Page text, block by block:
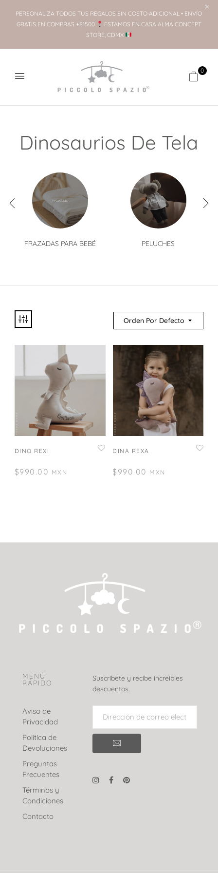
PERSONALIZA TODOS TUS REGALOS SIN COSTO ADICIONAL • ENVÍO
GRATIS EN COMPRAS +$1500
ESTAMOS EN CASA ALMA CONCEPT
STORE, CDMX
0
Dinosaurios De Tela
FRAZADAS PARA BEBÉ PELUCHES
Orden Por Defecto
DINO REXI
$990.00 MXN
DINA REXA
$ 990.00 MXN
MENÚ
RÁPIDO
Aviso de
Privacidad
Política de
Devoluciones
Preguntas
Frecuentes
Términos y
Condiciones
Contacto
Suscríbete y recibe increíbles
descuentos.